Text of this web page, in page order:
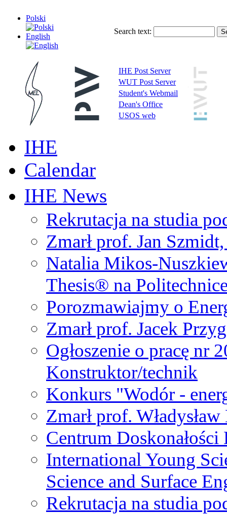
Polski
English
Search text:
IHE Post Server
WUT Post Server
Student's Webmail
Dean's Office
USOS web
IHE
Calendar
IHE News
Rekrutacja na studia
Zmarł prof. Jan
Natalia Mikos-
Thesis® na
Porozmawiajmy o
Zmarł prof. Jacek
Ogłoszenie o pracę nr
Konstruktor/technik
Konkurs "Wodór -
Zmarł prof.
Centrum
International Young
Science and Surface
Rekrutacja na studia